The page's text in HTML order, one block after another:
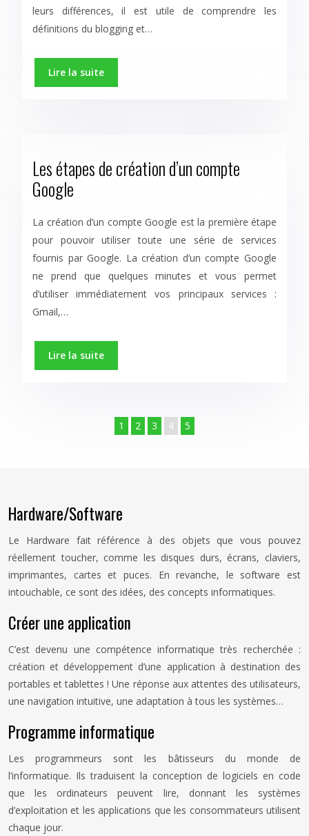
leurs différences, il est utile de comprendre les
définitions du blogging et…
Lire la suite
Les étapes de création d’un compte
Google
La création d’un compte Google est la première étape
pour pouvoir utiliser toute une série de services
fournis par Google. La création d’un compte Google
ne prend que quelques minutes et vous permet
d’utiliser immédiatement vos principaux services :
Gmail,…
Lire la suite
1 2 3 4 5
Hardware/Software
Le Hardware fait référence à des objets que vous pouvez
réellement toucher, comme les disques durs, écrans, claviers,
imprimantes, cartes et puces. En revanche, le software est
intouchable, ce sont des idées, des concepts informatiques.
Créer une application
C’est devenu une compétence informatique très recherchée :
création et développement d’une application à destination des
portables et tablettes ! Une réponse aux attentes des utilisateurs,
une navigation intuitive, une adaptation à tous les systèmes…
Programme informatique
Les programmeurs sont les bâtisseurs du monde de
l’informatique. Ils traduisent la conception de logiciels en code
que les ordinateurs peuvent lire, donnant les systèmes
d’exploitation et les applications que les consommateurs utilisent
chaque jour.